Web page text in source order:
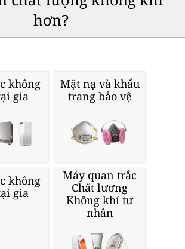
hơn?
không
gia
Mặt nạ và khẩu
trang bảo vệ
không
gia
Máy quan trắc
Chất lương
Không khí tư
nhân